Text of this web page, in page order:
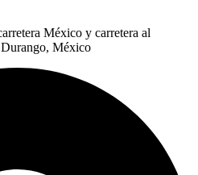
México y carretera al
México